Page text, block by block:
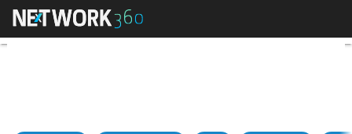
Telco AI, nasce